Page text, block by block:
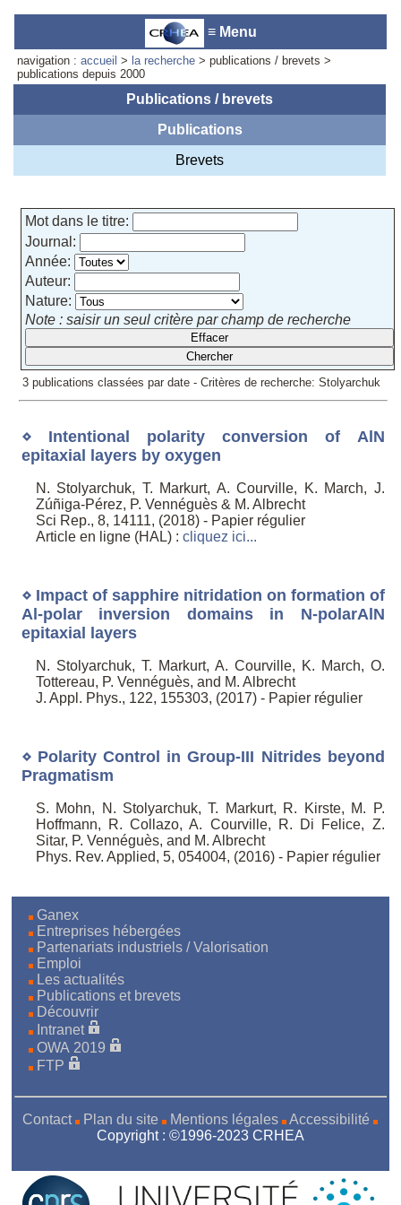
≡ Menu
navigation :accueil > la recherche > publications / brevets >
publications depuis 2000
Publications / brevets
Publications
Brevets
Mot dans le titre:
Journal:
Année:
Auteur:
Nature:
Note : saisir un seul critère par champ de recherche
3 publications classées par date - Critères de recherche: Stolyarchuk
⋄ Intentional polarity conversion of AlN
epitaxial layers by oxygen
N. Stolyarchuk, T. Markurt, A. Courville, K. March, J.
Zúñiga-Pérez, P. Vennéguès & M. Albrecht
Sci Rep., 8, 14111, (2018) - Papier régulier
Article en ligne (HAL) : cliquez ici...
⋄ Impact of sapphire nitridation on formation of
Al-polar inversion domains in N-polarAlN
epitaxial layers
N. Stolyarchuk, T. Markurt, A. Courville, K. March, O.
Tottereau, P. Vennéguès, and M. Albrecht
J. Appl. Phys., 122, 155303, (2017) - Papier régulier
⋄ Polarity Control in Group-III Nitrides beyond
Pragmatism
S. Mohn, N. Stolyarchuk, T. Markurt, R. Kirste, M. P.
Hoffmann, R. Collazo, A. Courville, R. Di Felice, Z.
Sitar, P. Vennéguès, and M. Albrecht
Phys. Rev. Applied, 5, 054004, (2016) - Papier régulier
Ganex
Entreprises hébergées
Partenariats industriels / Valorisation
Emploi
Les actualités
Publications et brevets
Découvrir
Intranet
OWA 2019
FTP
Contact Plan du site Mentions légales
Accessibilité
Copyright : ©1996-2023 CRHEA
Accueil du laboratoire :
Marie Cornuet
Téléphone: +33 4 93 95 42 00